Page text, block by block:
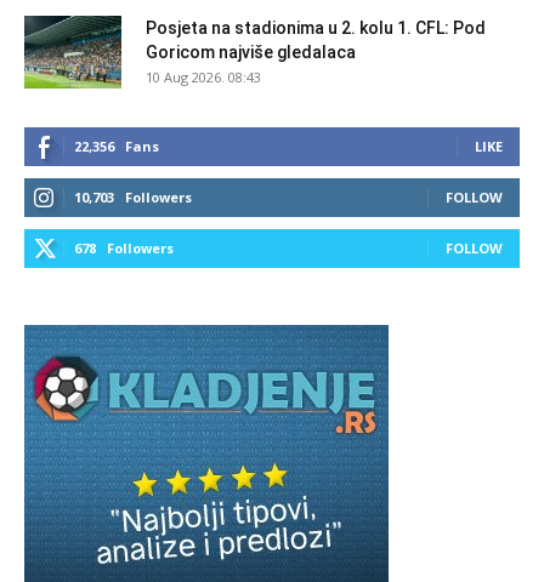
Posjeta na stadionima u 2. kolu 1. CFL: Pod
Goricom najviše gledalaca
10 Aug 2026. 08:43
22,356 Fans LIKE
10,703 Followers FOLLOW
678 Followers FOLLOW